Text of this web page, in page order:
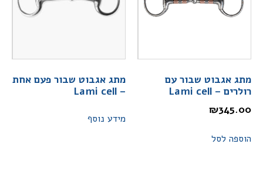
מתג אגבוט שבור עם
רולרים – Lami cell
₪345.00
הוספה לסל
מתג אגבוט שבור פעם אחת
– Lami cell
מידע נוסף